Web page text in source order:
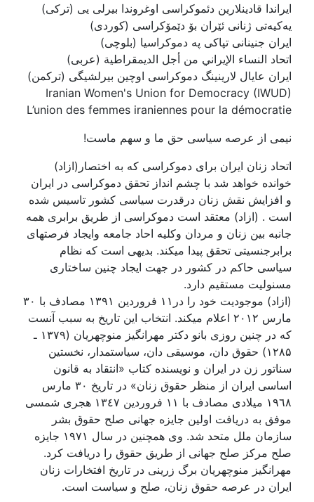
ایراندا قادینلارین دئموکراسی اوغروندا بیرلی یی (ترکی)
یەکیەتی ژنانی ئێران بۆ دێمۆکراسی (کوردی)
ایران جنینانی تپاکی په دموکراسیا (بلوچی)
اتحاد النساء الإيراني من أجل الديمقراطية (عربی)
ایران عایال لارینینگ دموکراسی اوچین بیرلشیگی (ترکمن)
Iranian Women's Union for Democracy (IWUD)
L’union des femmes iraniennes pour la démocratie
نيمی از عرصه سياسی حق ما و سهم ماست!
اتحاد زنان ايران برای دموکراسی که به اختصار(ازاد)
خوانده خواهد شد با چشم انداز تحقق دموکراسی در ايران
و افزايش نقش زنان درقدرت سياسی کشور تاسيس شده
است . (ازاد) معتقد است دموکراسی از طريق برابری همه
جانبه بين زنان و مردان وکليه احاد جامعه وايجاد فرصتهای
برابرجنسيتی تحقق پيدا ميکند. بديهی است که نظام
سياسی حاکم در کشور در جهت ايجاد چنين ساختاری
مسنوليت مستقيم دارد.
(ازاد) موجوديت خود را در۱۱ فروردين ۱۳۹۱ مصادف با ۳٠
مارس ۲٠۱۲ اعلام ميکند. انتخاب اين تاريخ به سبب آنست
که در چنين روزی بانو دکتر مهرانگيز منوچهريان (۱۳۷۹ ـ
۱۲۸۵) حقوق دان، موسيقی دان، سياستمدار، نخستين
سناتور زن در ايران و نويسنده کتاب «انتقاد به قانون
اساسی ايران از منظر حقوق زنان» در تاريخ ۳٠ مارس
۱۹٦۸ ميلادی مصادف با ۱۱ فروردين ۱۳٤۷ هجری شمسی
موفق به دريافت اولين جايزه جهانی صلح حقوق بشر
سازمان ملل متحد شد. وی همچنين در سال ۱۹۷۱ جايزه
صلح مرکز صلح جهانی از طريق حقوق را دريافت کرد.
مهرانگيز منوچهريان برگ زرينی در تاريخ افتخارات زنان
ايران در عرصه حقوق زنان، صلح و سياست است.